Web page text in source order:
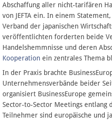
Abschaffung aller nicht-tarifären
von JEFTA ein. In einem
Verband der japanischen
veröffentlichten forderten beide
Handelshemmnisse und deren
Kooperation ein zentrales Thema
In der Praxis brachte
Unternehmensverbände beider
organisiert BusinessEurope
Sector-to-Sector Meetings entlang
Teilnehmer sind europäische und